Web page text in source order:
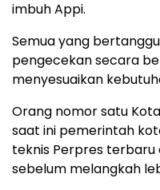
imbuh Appi.
Semua yang
pengecekan secara
menyesuaikan
Orang nomor satu
saat ini pemerintah
teknis Perpres
sebelum melangkah